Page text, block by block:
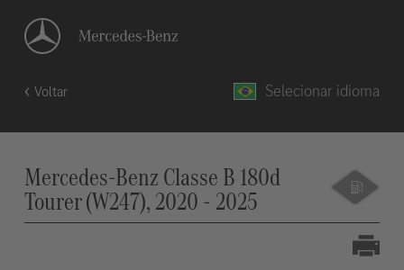
Voltar Selecionar idioma
Mercedes-Benz Classe B 180d
Tourer (W247), 2020 - 2025